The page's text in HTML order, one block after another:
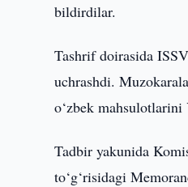
bildirdilar.
Tashrif doirasida
uchrashdi.
o‘zbek
Tadbir yakunida
to‘g‘risidagi